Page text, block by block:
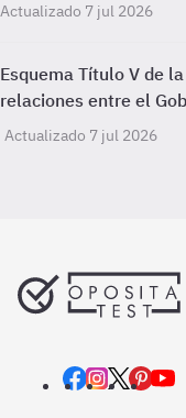
Actualizado 7 jul 2026
Esquema Título V de
relaciones entre el
Actualizado 7 jul 2026